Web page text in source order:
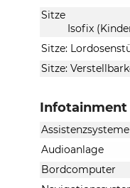
Sitze
Isofix
Sitze:
Sitze:
Assistenzsysteme
Audioanlage
Bordcomputer